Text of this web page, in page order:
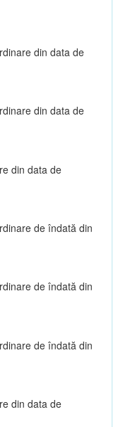
din data de
din data de
din data de
de îndată din
de îndată din
de îndată din
din data de